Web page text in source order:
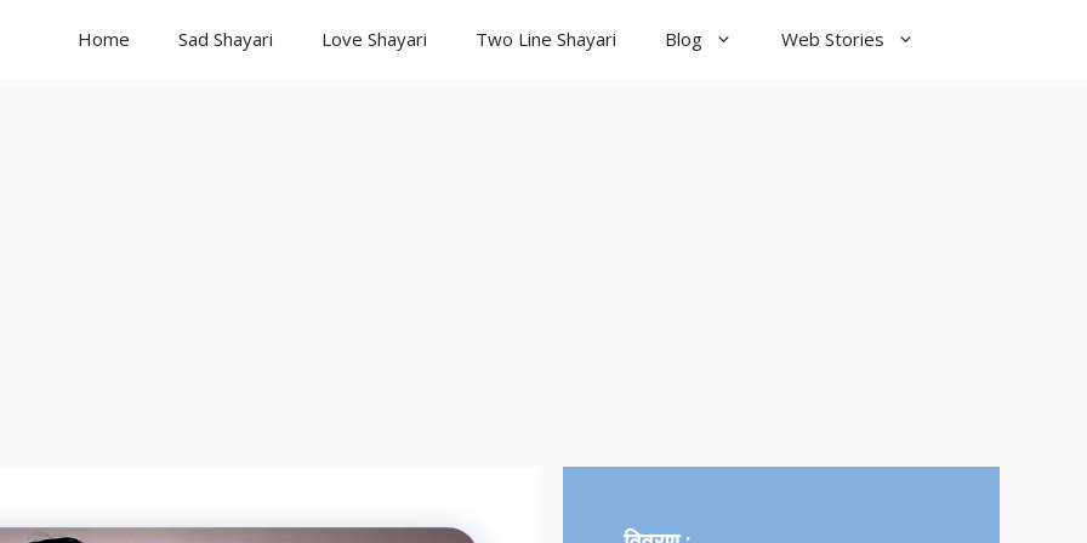
Home Sad Shayari Love Shayari Two Line Shayari Blog Web Stories